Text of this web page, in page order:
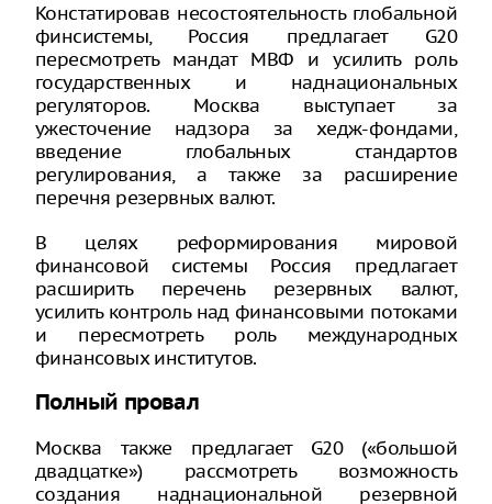
Констатировав несостоятельность глобальной
финсистемы, Россия предлагает G20
пересмотреть мандат МВФ и усилить роль
государственных и наднациональных
регуляторов. Москва выступает за
ужесточение надзора за хедж-фондами,
введение глобальных стандартов
регулирования, а также за расширение
перечня резервных валют.
В целях реформирования мировой
финансовой системы Россия предлагает
расширить перечень резервных валют,
усилить контроль над финансовыми потоками
и пересмотреть роль международных
финансовых институтов.
Полный провал
Москва также предлагает G20 («большой
двадцатке») рассмотреть возможность
создания наднациональной резервной